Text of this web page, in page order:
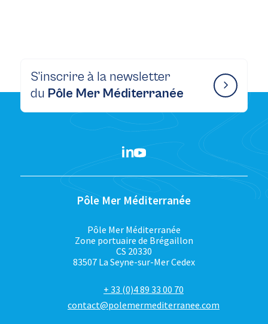
S’inscrire à la newsletter
du Pôle Mer Méditerranée
Pôle Mer Méditerranée
Pôle Mer Méditerranée
Zone portuaire de Brégaillon
CS 20330
83507 La Seyne-sur-Mer Cedex
+ 33 (0)4 89 33 00 70
contact@polemermediterranee.com